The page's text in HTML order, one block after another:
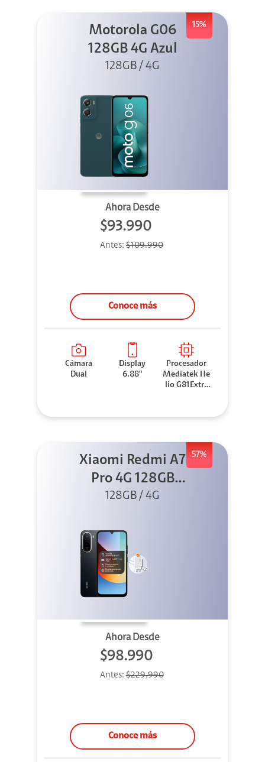
15%
Motorola G06
128GB 4G Azul
128GB / 4G
Ahora Desde
$93.990
Antes: $109.990
Conoce más
Cámara
Dual
Display
6.88"
Procesador
Mediatek He
lio G81Extre
57%
Xiaomi Redmi A7
Pro 4G 128GB
Negro +
128GB / 4G
Ahora Desde
$98.990
Antes:$229.990
Conoce más